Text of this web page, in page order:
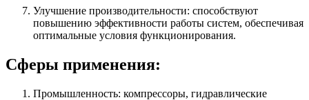
Улучшение производительности: способствуют
повышению эффективности работы систем, обеспечивая
оптимальные условия функционирования.
Сферы применения:
Промышленность: компрессоры, гидравлические